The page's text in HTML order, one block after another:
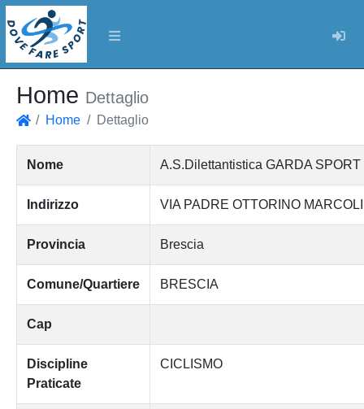
Home Dettaglio
Home Dettaglio
Nome A.S.Dilettantistica GARDA SPORT
Indirizzo VIA PADRE OTTORINO
Provincia Brescia
Comune/Quartiere BRESCIA
Cap
Discipline
Praticate
CICLISMO